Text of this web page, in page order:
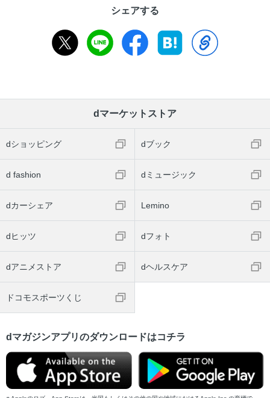
シェアする
dマーケットストア
dショッピング dブック
d fashion dミュージック
dカーシェア Lemino
dヒッツ dフォト
dアニメストア dヘルスケア
ドコモスポーツくじ
dマガジンアプリのダウンロードはコチラ